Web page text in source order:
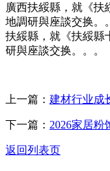
廣西扶綏縣，就《扶
地調研與座談交换。
扶綏縣，就《扶綏縣
研與座談交换。。。
上一篇： 建材行业成
下一篇： 2026家居粉
返回列表页